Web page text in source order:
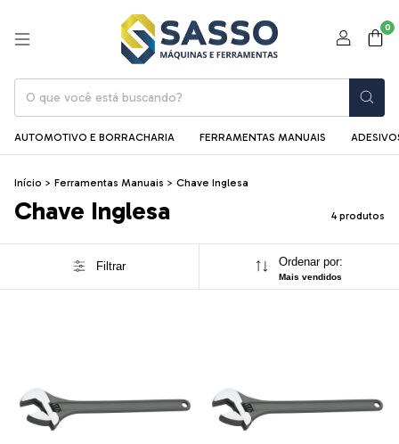
0
AUTOMOTIVO E BORRACHARIA FERRAMENTAS MANUAIS
Início > Ferramentas Manuais > Chave Inglesa
Chave Inglesa 4 produtos
Filtrar Ordenar por:
Mais vendidos